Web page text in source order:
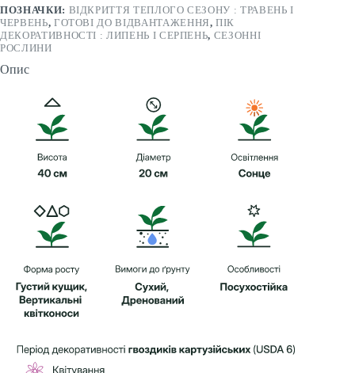
ПОЗНАЧКИ: ВІДКРИТТЯ ТЕПЛОГО СЕЗОНУ : ТРАВЕНЬ І
ЧЕРВЕНЬ, ГОТОВІ ДО ВІДВАНТАЖЕННЯ,ПІК
ДЕКОРАТИВНОСТІ : ЛИПЕНЬ І СЕРПЕНЬ, СЕЗОННІ
РОСЛИНИ
Опис